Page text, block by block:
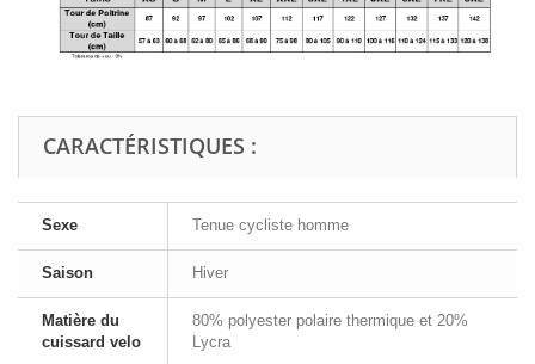
CARACTÉRISTIQUES :
Sexe Tenue cycliste homme
Saison Hiver
Matière du
cuissard velo
80% polyester polaire thermique et 20%
Lycra